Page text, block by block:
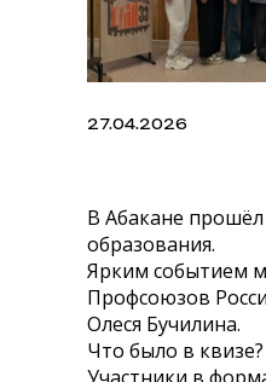
27.04.2026
В Абакане
образования.
Ярким событием
Профсоюзов
Олеся Бучилина.
Что было в квизе?